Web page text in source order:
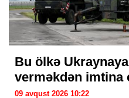
Bu ölkə
verməkdən imtina
09 avqust 2026 10:22